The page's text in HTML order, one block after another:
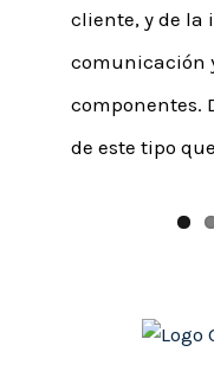
cliente, y de la
comunicación
componentes.
de este tipo